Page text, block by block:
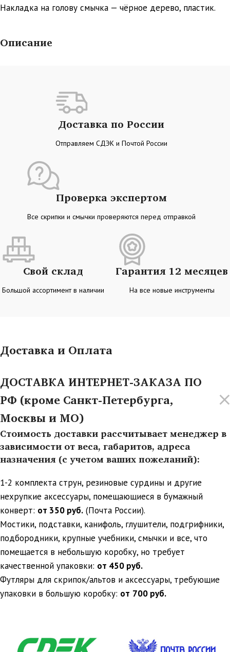
Накладка на голову смычка — чёрное дерево, пластик.
Описание
Доставка по России
Отправляем СДЭК и Почтой России
Проверка экспертом
Все скрипки и смычки проверяются перед отправкой
Свой склад
Большой ассортимент в наличии
Гарантия 12 месяцев
На все новые инструменты
Доставка и Оплата
ДОСТАВКА ИНТЕРНЕТ-ЗАКАЗА ПО
РФ (кроме Санкт-Петербурга,
Москвы и МО)
Стоимость доставки рассчитывает менеджер в
зависимости от веса, габаритов, адреса
назначения (с учетом ваших пожеланий):
1-2 комплекта струн, резиновые сурдины и другие
нехрупкие аксессуары, помещающиеся в бумажный
конверт: от 350 руб. (Почта России).
Мостики, подставки, канифоль, глушители, подгрифники,
подбородники, крупные учебники, смычки и все, что
помещается в небольшую коробку, но требует
качественной упаковки: от 450 руб.
Футляры для скрипок/альтов и аксессуары, требующие
упаковки в большую коробку: от 700 руб.